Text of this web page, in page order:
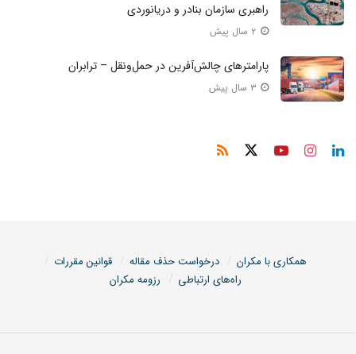
راهبری سازمان بنادر و دریانوردی
پارامترهای چالش‌آفرین در حمل‌ونقل – ترابران
همکاری با مکران درخواست حذف مقاله
قوانین مقررات
راه‌های ارتباطی
رزومه مکران